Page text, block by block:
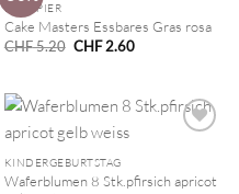
ESSPAPIER
Cake Masters Essbares Gras rosa
CHF5.20 Ursprünglicher
Preis
CHF2.60Aktueller
KINDERGEBURTSTAG
Waferblumen 8 Stk.pfirsich apricot